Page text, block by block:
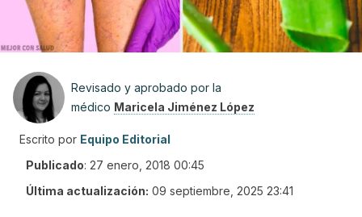
Revisado y aprobado por la
médico Maricela Jiménez López
Escrito por Equipo Editorial
Publicado: 27 enero, 2018 00:45
Última actualización: 09 septiembre, 2025 23:41